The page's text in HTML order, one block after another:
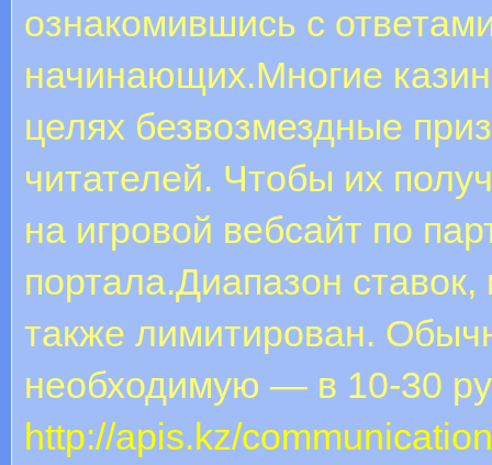
ознакомившись с
начинающих.Многие
целях безвозмездные
читателей. Чтобы их
на игровой вебсайт по
портала.Диапазон ставок,
также лимитирован.
необходимую — в 10-30
http://apis.kz/